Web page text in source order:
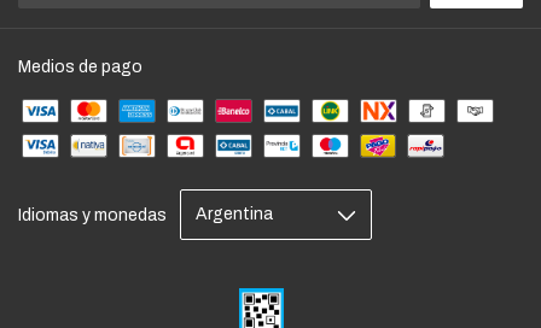
Medios de pago
Idiomas y monedas